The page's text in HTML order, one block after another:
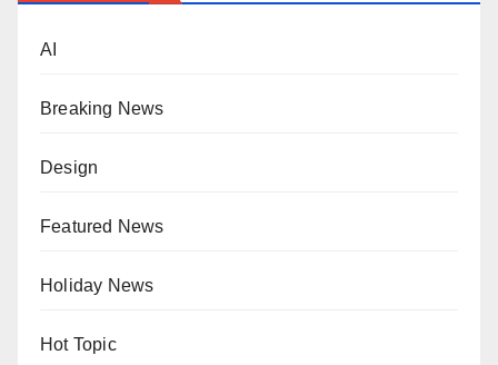
AI
Breaking News
Design
Featured News
Holiday News
Hot Topic